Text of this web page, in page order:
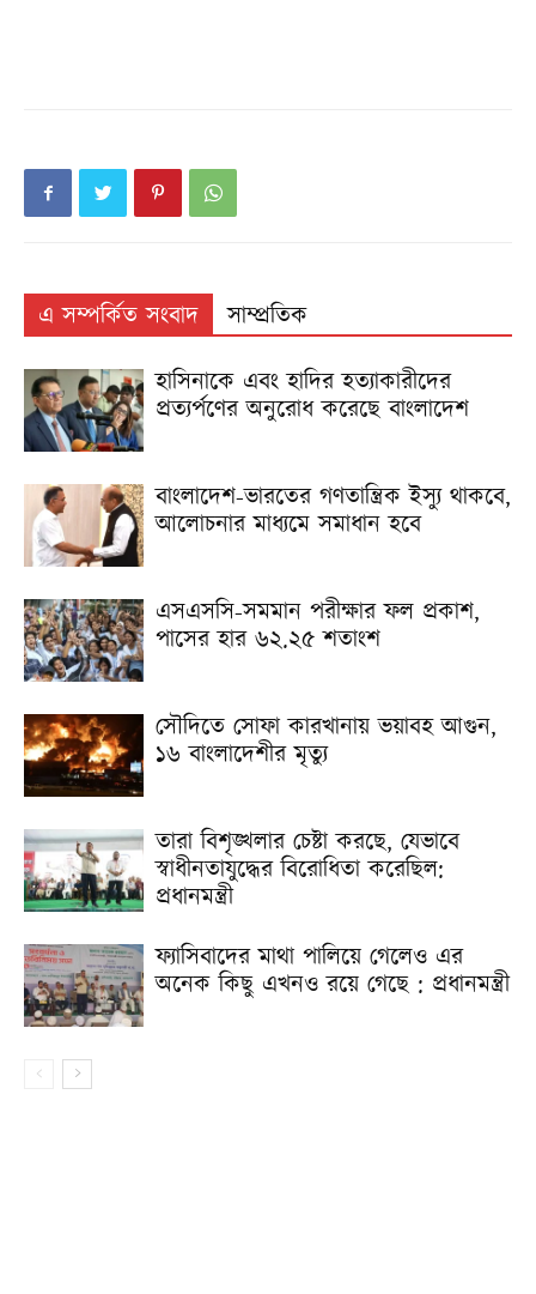
এ সম্পর্কিত সংবাদ
সাম্প্রতিক
হাসিনাকে এবং হা‌দির হত্যাকারীদের
প্রত্যর্পণের অনুরোধ করেছে বাংলাদেশ
বাংলাদেশ-ভারতের গণতান্ত্রিক ইস্যু থাকবে,
আলোচনার মাধ্যমে সমাধান হবে
এসএসসি-সমমান পরীক্ষার ফল প্রকাশ,
পাসের হার ৬২.২৫ শতাংশ
সৌদিতে সোফা কারখানায় ভয়াবহ আগুন,
১৬ বাংলাদেশীর মৃত্যু
তারা বিশৃঙ্খলার চেষ্টা করছে, যেভাবে
স্বাধীনতাযুদ্ধের বিরোধিতা করেছিল:
প্রধানমন্ত্রী
ফ্যাসিবাদের মাথা পালিয়ে গেলেও এর
অনেক কিছু এখনও রয়ে গেছে : প্রধানমন্ত্রী